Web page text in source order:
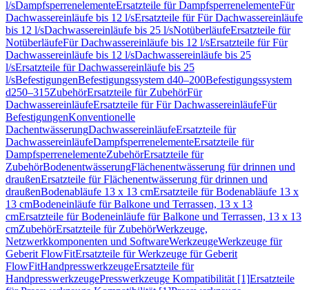
l/sDampfsperrenelementeErsatzteile für DampfsperrenelementeFür
Dachwassereinläufe bis 12 l/sErsatzteile für Für Dachwassereinläufe
bis 12 l/sDachwassereinläufe bis 25 l/sNotüberläufeErsatzteile für
NotüberläufeFür Dachwassereinläufe bis 12 l/sErsatzteile für Für
Dachwassereinläufe bis 12 l/sDachwassereinläufe bis 25
l/sErsatzteile für Dachwassereinläufe bis 25
l/sBefestigungenBefestigungssystem d40–200Befestigungssystem
d250–315ZubehörErsatzteile für ZubehörFür
DachwassereinläufeErsatzteile für Für DachwassereinläufeFür
BefestigungenKonventionelle
DachentwässerungDachwassereinläufeErsatzteile für
DachwassereinläufeDampfsperrenelementeErsatzteile für
DampfsperrenelementeZubehörErsatzteile für
ZubehörBodenentwässerungFlächenentwässerung für drinnen und
draußenErsatzteile für Flächenentwässerung für drinnen und
draußenBodenabläufe 13 x 13 cmErsatzteile für Bodenabläufe 13 x
13 cmBodeneinläufe für Balkone und Terrassen, 13 x 13
cmErsatzteile für Bodeneinläufe für Balkone und Terrassen, 13 x 13
cmZubehörErsatzteile für ZubehörWerkzeuge,
Netzwerkkomponenten und SoftwareWerkzeugeWerkzeuge für
Geberit FlowFitErsatzteile für Werkzeuge für Geberit
FlowFitHandpresswerkzeugeErsatzteile für
HandpresswerkzeugePresswerkzeuge Kompatibilität [1]Ersatzteile